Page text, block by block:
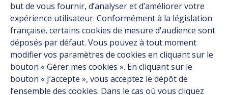
Ressources
À propos
Carrière
Contact
Suivez-nous
but de vous fournir, d’analyser et d’améliorer votre
expérience utilisateur. Conformément à la législation
française, certains cookies de mesure d'audience sont
déposés par défaut. Vous pouvez à tout moment
modifier vos paramètres de cookies en cliquant sur le
bouton « Gérer mes cookies ». En cliquant sur le
bouton « J’accepte », vous acceptez le dépôt de
l’ensemble des cookies. Dans le cas où vous cliquez